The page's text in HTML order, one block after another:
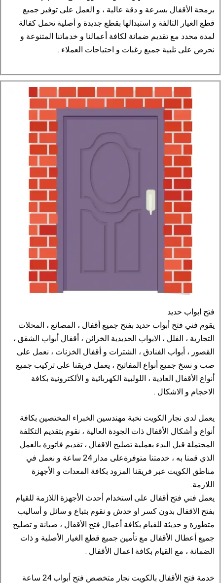
برمجة الأقفال بسرعة و دقة عالية ، و العمل على توفير جميع
قطع الغيار التالفة و استبدالها بقطع جديدة و أصلية تحمل كفالة
لمدة محدد مع تقديم ضمانة لكافة أعمالنا و خدماتنا المتنوعة و
نحرص على تلبية جميع رغبات و احتياجات العملاء .
فتح ابواب حديد
يقوم فني فتح أبواب حديد بفتح جميع أقفال ، المصانع ، المحلات
التجارية ، الفلل ، الابواب الحديدية الخزائن ، أقفال أبواب الشقق ،
القصور ، أبواب الفنادق ، الشترات و أقفال الخزنات ، نعمل على
صب و نسخ جميع أنواع المفاتيح ، يعمل فريقنا على تركيب جميع
أنواع الأقفال العادية ، اللولبية الكهربائية و الألكترونية بكافة
الاحجام و الاشكال .
يعمل لدى نجار الكويت نخبة مهندسين الخبراء المختصين بكافة
أنواع و أشكال الأقفال ذات الجودة العالية ، نقوم بتقديم التكلفة
المحتملة قبل البدء بعملية تصليح الاقفال ، تقديم فاتورة بالعمل
الذي قمنا به ، خدمتنا متوفرةعلى مدار 24 ساعة و نعمل في
مناطق الكويت عبر فريقنا المزود بكافة المعدات و الأجهزة
اللازمة.
يعمل فني فتح أقفال على استخدام أحدث الأجهزة اللازمة للقيام
بفتح الاقفال بدون كسر او خدش و نقوم بتباع و سائل و أساليب
متطورة و حديثة للقيام بكافة أعمال فتح الأقفال ، صيانة و تصليح
جميع أعطال الأقفال مع تأمين جميع قطع الغيار الأصلية و ذات
الضمانة ، مع القيام بكافة اعمال الأقفال .
خدمة فتح الأقفال بالكويت نجار متخصص فتح أبواب 24 ساعة